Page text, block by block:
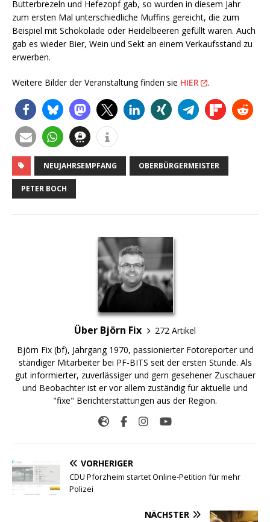
Butterbrezeln und Hefezopf gab, so wurden in diesem Jahr
zum ersten Mal unterschiedliche Muffins gereicht, die zum
Beispiel mit Schokolade oder Heidelbeeren gefüllt waren. Auch
gab es wieder Bier, Wein und Sekt an einem Verkaufsstand zu
erwerben.
Weitere Bilder der Veranstaltung finden sie HIER .
NEUJAHRSEMPFANG OBERBÜRGERMEISTER
PETER BOCH
Über Björn Fix
272 Artikel
Björn Fix (bf), Jahrgang 1970, passionierter Fotoreporter und
ständiger Mitarbeiter bei PF-BITS seit der ersten Stunde. Als
gut informierter, zuverlässiger und gern gesehener Zuschauer
und Beobachter ist er vor allem zuständig für aktuelle und
"fixe" Berichterstattungen aus der Region.
VORHERIGER
CDU Pforzheim startet Online-Petition für mehr
Polizei
NÄCHSTER